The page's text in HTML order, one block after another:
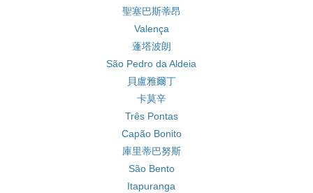
聖塞巴斯蒂昂
Valença
蓬塔波朗
São Pedro da Aldeia
貝盧雅爾丁
卡莫辛
Três Pontas
Capão Bonito
庫里蒂巴努斯
São Bento
Itapuranga